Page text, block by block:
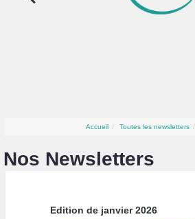
Accueil Toutes les newsletters
Nos Newsletters
Edition de janvier 2026